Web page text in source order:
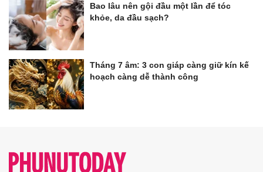
Bao lâu nên gội đầu một lần để tóc
khỏe, da đầu sạch?
Tháng 7 âm: 3 con giáp càng giữ kín kế
hoạch càng dễ thành công